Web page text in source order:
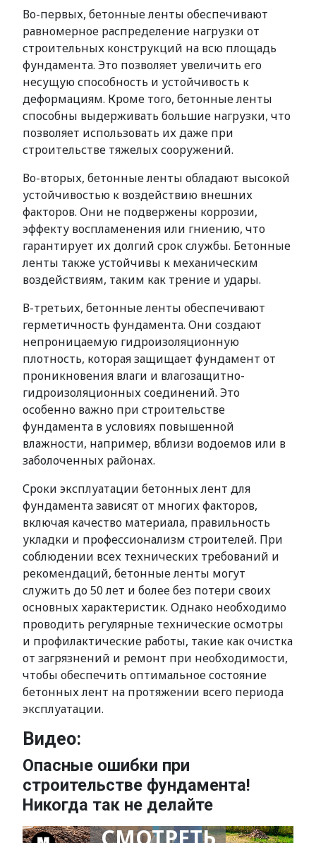
Во-первых, бетонные ленты обеспечивают
равномерное распределение нагрузки от
строительных конструкций на всю площадь
фундамента. Это позволяет увеличить его
несущую способность и устойчивость к
деформациям. Кроме того, бетонные ленты
способны выдерживать большие нагрузки, что
позволяет использовать их даже при
строительстве тяжелых сооружений.
Во-вторых, бетонные ленты обладают высокой
устойчивостью к воздействию внешних
факторов. Они не подвержены коррозии,
эффекту воспламенения или гниению, что
гарантирует их долгий срок службы. Бетонные
ленты также устойчивы к механическим
воздействиям, таким как трение и удары.
В-третьих, бетонные ленты обеспечивают
герметичность фундамента. Они создают
непроницаемую гидроизоляционную
плотность, которая защищает фундамент от
проникновения влаги и влагозащитно-
гидроизоляционных соединений. Это
особенно важно при строительстве
фундамента в условиях повышенной
влажности, например, вблизи водоемов или в
заболоченных районах.
Сроки эксплуатации бетонных лент для
фундамента зависят от многих факторов,
включая качество материала, правильность
укладки и профессионализм строителей. При
соблюдении всех технических требований и
рекомендаций, бетонные ленты могут
служить до 50 лет и более без потери своих
основных характеристик. Однако необходимо
проводить регулярные технические осмотры
и профилактические работы, такие как очистка
от загрязнений и ремонт при необходимости,
чтобы обеспечить оптимальное состояние
бетонных лент на протяжении всего периода
эксплуатации.
Видео:
Опасные ошибки при
строительстве фундамента!
Никогда так не делайте